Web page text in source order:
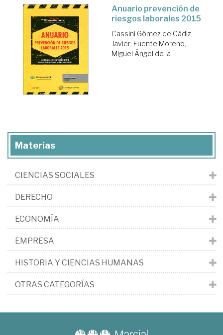
Anuario prevención de
riesgos laborales 2015
Cassini Gómez de Cádiz,
Javier; Fuente Moreno,
Miguel Ángel de la
Materias
CIENCIAS SOCIALES
DERECHO
ECONOMÍA
EMPRESA
HISTORIA Y CIENCIAS HUMANAS
OTRAS CATEGORÍAS